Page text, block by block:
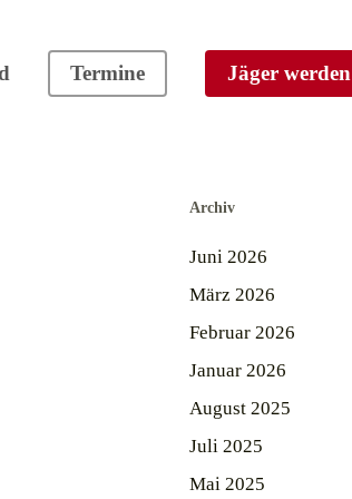
Termine Jäger werden
Archiv
Juni 2026
März 2026
Februar 2026
Januar 2026
August 2025
Juli 2025
Mai 2025